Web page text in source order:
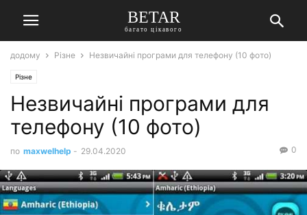
BETAR
багато цікавого
додому Різне Незвичайні програми для телефону (10 фото)
Різне
Незвичайні програми для
телефону (10 фото)
по maxwelhelp - 29.04.2020 0